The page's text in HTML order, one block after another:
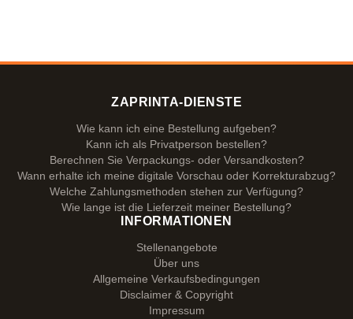
ZAPRINTA-DIENSTE
Wie kann ich eine Bestellung aufgeben?
Kann ich als Privatperson bestellen?
Berechnen Sie Verpackungs- oder Versandkosten?
Wann erhalte ich meine digitale Vorschau oder Korrekturabzug?
Welche Zahlungsmethoden stehen zur Verfügung?
Wie lange ist die Lieferzeit meiner Bestellung?
INFORMATIONEN
Stellenangebote
Über uns
Allgemeine Verkaufsbedingungen
Disclaimer & Copyright
Impressum